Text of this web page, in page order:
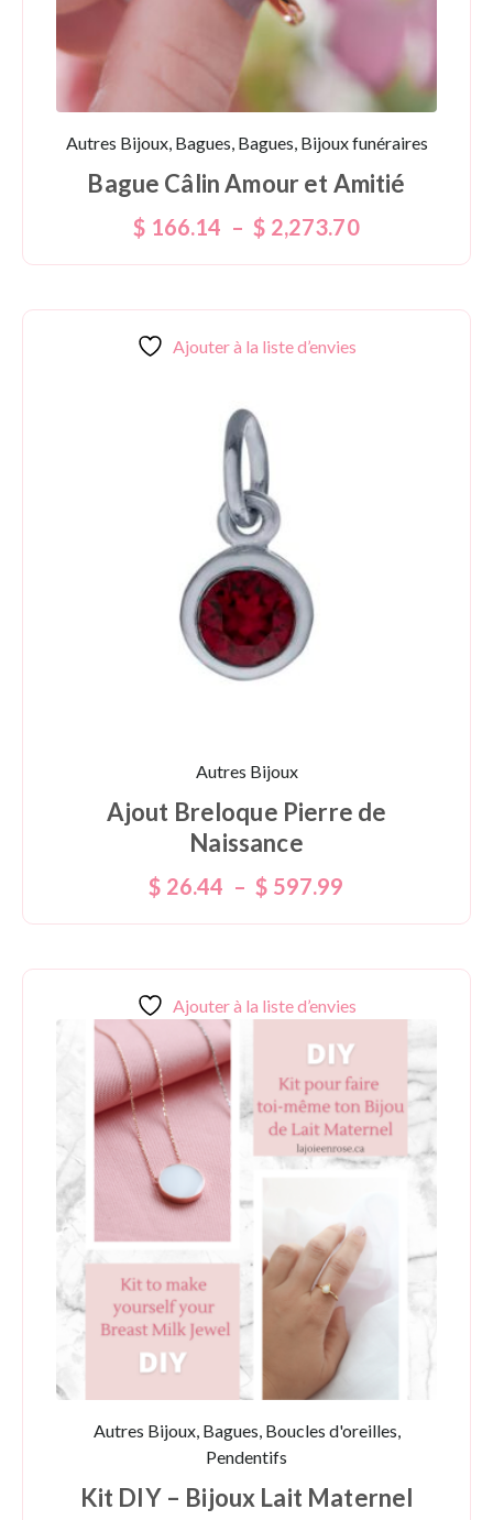
Autres Bijoux, Bagues, Bagues, Bijoux funéraires
Bague Câlin Amour et Amitié
$ 166.14 – $ 2,273.70
Ajouter à la liste d’envies
Autres Bijoux
Ajout Breloque Pierre de
Naissance
$ 26.44 – $ 597.99
Ajouter à la liste d’envies
Autres Bijoux, Bagues, Boucles d'oreilles,
Pendentifs
Kit DIY – Bijoux Lait Maternel